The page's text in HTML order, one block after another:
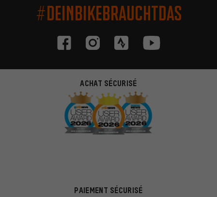
#DEINBIKEBRAUCHTDAS
ACHAT SÉCURISÉ
PAIEMENT SÉCURISÉ